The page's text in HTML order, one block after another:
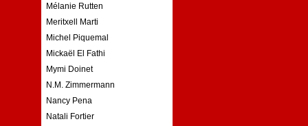
Mélanie Rutten
Meritxell Marti
Michel Piquemal
Mickaël El Fathi
Mymi Doinet
N.M. Zimmermann
Nancy Pena
Natali Fortier